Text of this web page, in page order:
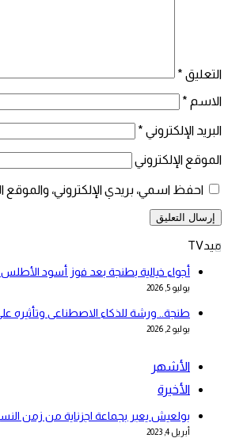
التعليق *
الاسم *
البريد الإلكتروني *
الموقع الإلكتروني
احفظ اسمي، بريدي الإلكتروني، والموقع
ميدTV
أجواء خيالية بطنجة بعد فوز أسود الأطلس
يوليو 5, 2026
طنجة.. ورشة للذكاء الاصطناعى وتأثيره
يوليو 2, 2026
الأشهر
الأخيرة
بولعيش يعبر بجماعة اجزناية من زمن
أبريل 4, 2023